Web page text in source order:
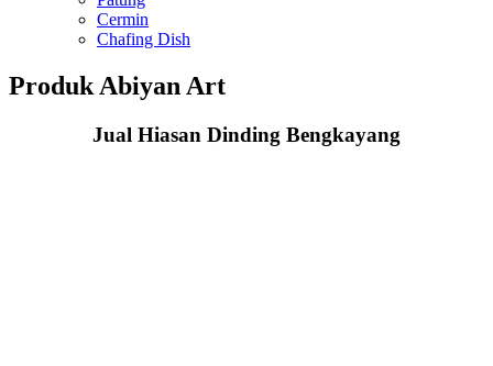
Cermin
Chafing Dish
Produk Abiyan Art
Jual Hiasan Dinding Bengkayang